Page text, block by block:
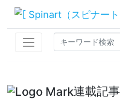
連載記事